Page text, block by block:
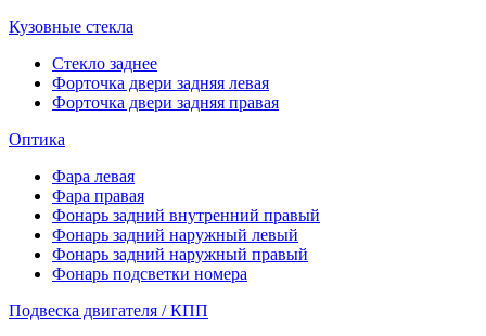
Кузовные стекла
Стекло заднее
Форточка двери задняя левая
Форточка двери задняя правая
Оптика
Фара левая
Фара правая
Фонарь задний внутренний правый
Фонарь задний наружный левый
Фонарь задний наружный правый
Фонарь подсветки номера
Подвеска двигателя / КПП